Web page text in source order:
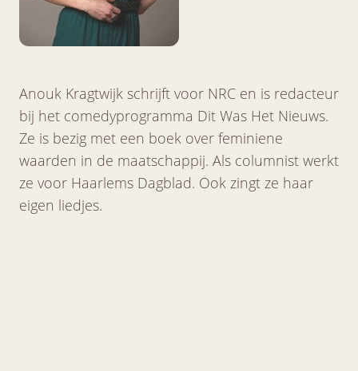
Anouk Kragtwijk schrijft voor NRC en is redacteur
bij het comedyprogramma Dit Was Het Nieuws.
Ze is bezig met een boek over feminiene
waarden in de maatschappij. Als columnist werkt
ze voor Haarlems Dagblad. Ook zingt ze haar
eigen liedjes.